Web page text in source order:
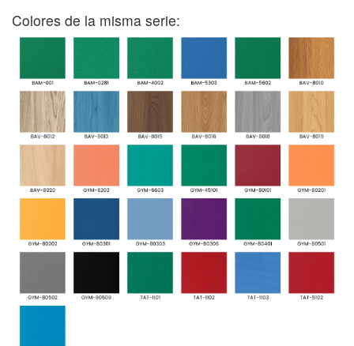
Colores de la misma serie: